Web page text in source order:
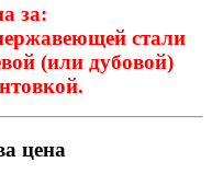
за:
стали
(или дубовой)
цена